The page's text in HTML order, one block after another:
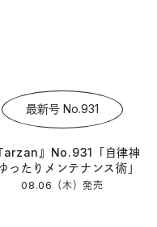
最新号 No.931
Tarzan』No.931「自律神
ったりメンテナンス術」
08.06（木）発売